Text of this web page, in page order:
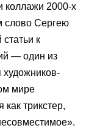
коллажи 2000-х
слово Сергею
к
— один из
художников-
мире
трикстер,